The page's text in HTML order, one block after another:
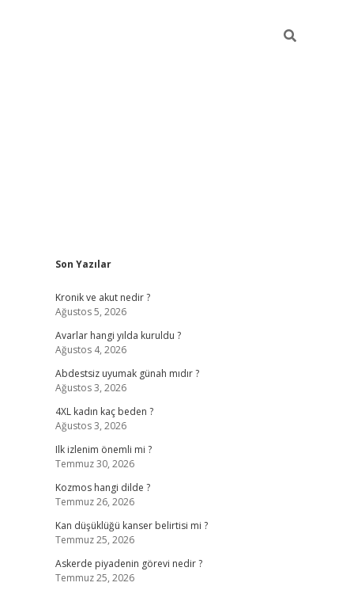
Sidebar
Son Yazılar
Kronik ve akut nedir ?
Ağustos 5, 2026
Avarlar hangi yılda kuruldu ?
Ağustos 4, 2026
Abdestsiz uyumak günah mıdır ?
Ağustos 3, 2026
4XL kadın kaç beden ?
Ağustos 3, 2026
Ilk izlenim önemli mi ?
Temmuz 30, 2026
Kozmos hangi dilde ?
Temmuz 26, 2026
Kan düşüklüğü kanser belirtisi mi ?
Temmuz 25, 2026
Askerde piyadenin görevi nedir ?
Temmuz 25, 2026